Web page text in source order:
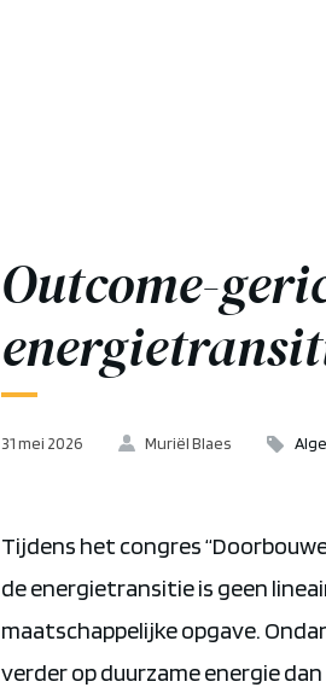
Outcome-
31 mei 2026 Muriël Blaes
Tijdens het congres
de energietransitie is geen
maatschappelijke opgave.
verder op duurzame energie